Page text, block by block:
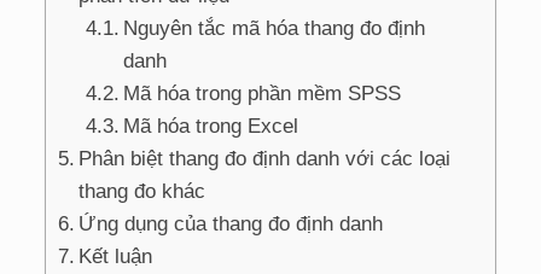
Nguyên tắc mã hóa thang đo định
danh
Mã hóa trong phần mềm SPSS
Mã hóa trong Excel
Phân biệt thang đo định danh với các loại
thang đo khác
Ứng dụng của thang đo định danh
Kết luận